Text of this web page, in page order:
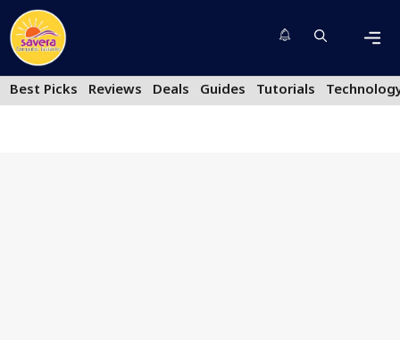
Skip
to
content
Best Picks
Reviews Deals Guides Tutorials